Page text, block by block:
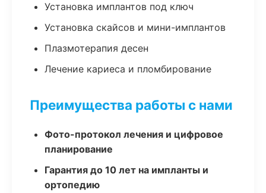
Установка имплантов под ключ
Установка скайсов и мини-имплантов
Плазмотерапия десен
Лечение кариеса и пломбирование
Преимущества работы с нами
Фото-протокол лечения и цифровое
планирование
Гарантия до 10 лет на импланты и
ортопедию